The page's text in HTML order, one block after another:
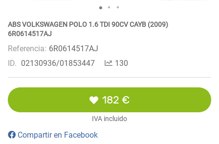
ABS VOLKSWAGEN POLO 1.6 TDI 90CV CAYB (2009)
6R0614517AJ
Referencia: 6R0614517AJ
ID. 02130936/01853447 130
182 €
IVA incluido
Compartir en Facebook